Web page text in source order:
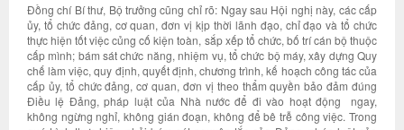
Đồng chí Bí thư, Bộ trưởng cũng chỉ rõ: Ngay sau Hội nghị này, các cấp
ủy, tổ chức đảng, cơ quan, đơn vị kịp thời lãnh đạo, chỉ đạo và tổ chức
thực hiện tốt việc củng cố kiện toàn, sắp xếp tổ chức, bố trí cán bộ thuộc
cấp mình; bám sát chức năng, nhiệm vụ, tổ chức bộ máy, xây dựng Quy
chế làm việc, quy định, quyết định, chương trình, kế hoạch công tác của
cấp ủy, tổ chức đảng, cơ quan, đơn vị theo thẩm quyền bảo đảm đúng
Điều lệ Đảng, pháp luật của Nhà nước để đi vào hoạt động ngay,
không ngừng nghỉ, không gián đoạn, không để bê trễ công việc. Trong